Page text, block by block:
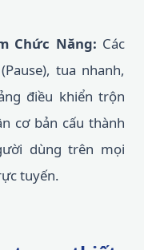
Chức Năng: Các
tua nhanh,
điều khiển trộn
cơ bản cấu thành
dùng trên mọi
tuyến.